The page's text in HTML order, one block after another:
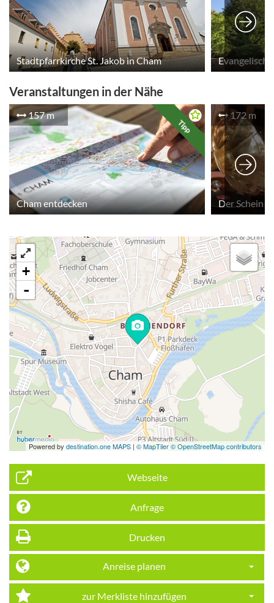
Stadtpfarrkirche St. Jakob in Cham
Veranstaltungen in der Nähe
157 m
Tipp
Cham entdecken
172 m
Der Schein
+
-
Powered bydestination.one MAPS | © MapTiler © OpenStreetMap contributors
Webseite
Anfrage
Drucken
Anreise planen
zur Merkliste hinzufügen